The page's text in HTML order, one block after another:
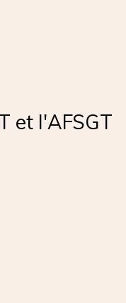
et l'AFSGT